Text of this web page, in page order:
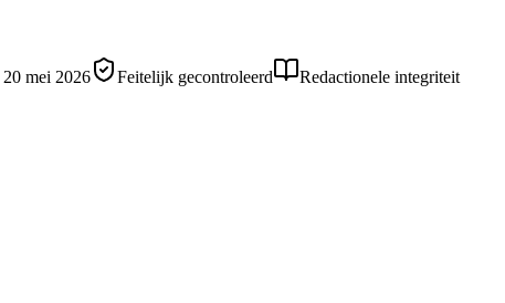
20 mei 2026 Feitelijk gecontroleerd
Redactionele integriteit